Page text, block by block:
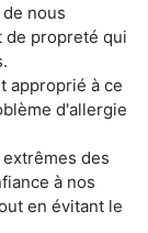
nous
de propreté qui
approprié à ce
d'allergie
des
à nos
en évitant le